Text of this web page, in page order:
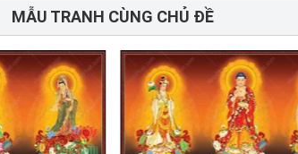
MẪU TRANH CÙNG CHỦ ĐỀ